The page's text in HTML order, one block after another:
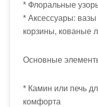
* Флоральные
* Аксессуары:
корзины, кованые
Основные
* Камин или печь
комфорта